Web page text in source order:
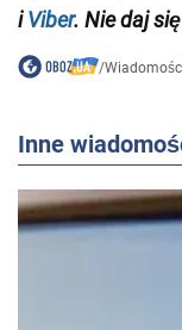
iViber. Nie daj
/
Inne